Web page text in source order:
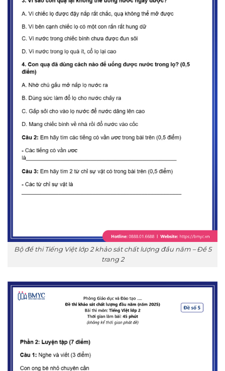
Bộ đề thi Tiếng Việt lớp 2 khảo sát chất lượng đầu năm – Đề 5
trang 2